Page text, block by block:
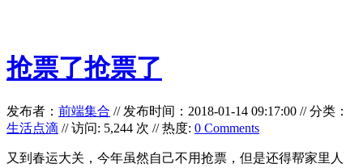
抢票了抢票了
发布者： 前端集合 //发布时间：2018-01-14 09:17:00 //分类：
生活点滴 // 访问: 5,244 次 // 热度: 0 Comments
又到春运大关，今年虽然自己不用抢票，但是还得帮家里人